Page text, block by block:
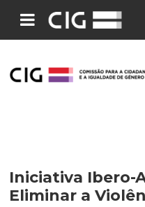
Iniciativa Ibero-
Eliminar a
Pesquisar